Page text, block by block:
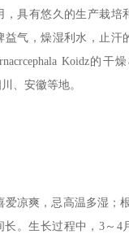
，具有悠久的生产栽
益气，燥湿利水，止汗
Koidz的干
、安徽等地。
爱凉爽，忌高温多湿；
长。生长过程中，3～4